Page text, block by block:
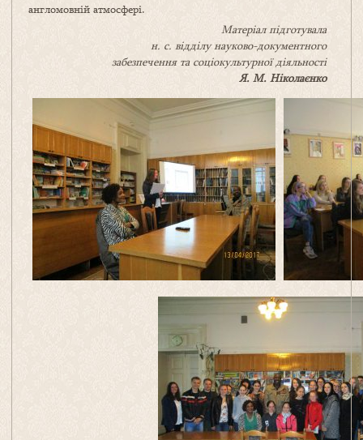
англомовній атмосфері.
Матеріал підготувала
н. с. відділу науково-документного
забезпечення та соціокультурної діяльності
Я. М. Ніколаєнко